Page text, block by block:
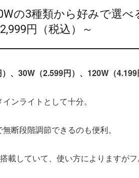
の3種類から好みで選べ
円（税込）～
、30W（2.599円）、120W（4.199
ンライトとして十分。
断段階調節できるのも便利。
載していて、使い方によりますがフ